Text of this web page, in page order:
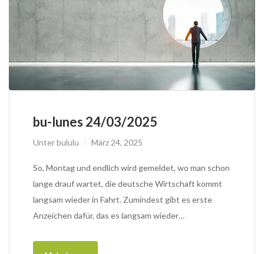
bu-lunes 24/03/2025
Unterbululu März 24, 2025
So, Montag und endlich wird gemeldet, wo man schon
lange drauf wartet, die deutsche Wirtschaft kommt
langsam wieder in Fahrt. Zumindest gibt es erste
Anzeichen dafür, das es langsam wieder…